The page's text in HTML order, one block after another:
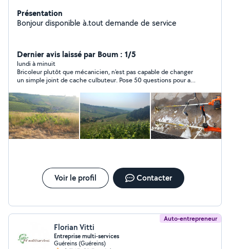
Présentation
Bonjour disponible à.tout demande de service
Dernier avis laissé par Boum : 1/5
lundi à minuit
Bricoleur plutôt que mécanicien, n'est pas capable de changer
un simple joint de cache culbuteur. Pose 50 questions pour au
Voir le profil Contacter
Auto-entrepreneur
Florian Vitti
Entreprise multi-services
Guéreins (Guéreins)